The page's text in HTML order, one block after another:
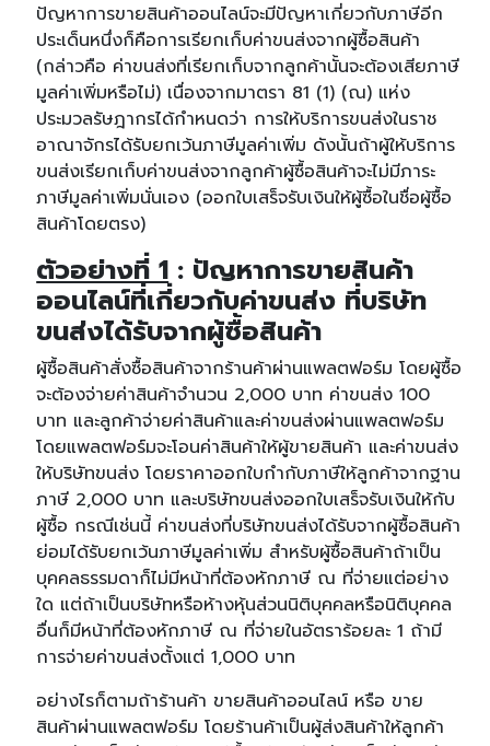
ปัญหาการขายสินค้าออนไลน์จะมีปัญหาเกี่ยวกับภาษีอีก
ประเด็นหนึ่งก็คือการเรียกเก็บค่าขนส่งจากผู้ซื้อสินค้า
(กล่าวคือ ค่าขนส่งที่เรียกเก็บจากลูกค้านั้นจะต้องเสียภาษี
มูลค่าเพิ่มหรือไม่) เนื่องจากมาตรา 81 (1) (ณ) แห่ง
ประมวลรัษฎากรได้กำหนดว่า การให้บริการขนส่งในราช
อาณาจักรได้รับยกเว้นภาษีมูลค่าเพิ่ม ดังนั้นถ้าผู้ให้บริการ
ขนส่งเรียกเก็บค่าขนส่งจากลูกค้าผู้ซื้อสินค้าจะไม่มีภาระ
ภาษีมูลค่าเพิ่มนั่นเอง (ออกใบเสร็จรับเงินให้ผู้ซื้อในชื่อผู้ซื้อ
สินค้าโดยตรง)
ตัวอย่างที่ 1: ปัญหาการขายสินค้า
ออนไลน์ที่เกี่ยวกับค่าขนส่ง ที่บริษัท
ขนส่งได้รับจากผู้ซื้อสินค้า
ผู้ซื้อสินค้าสั่งซื้อสินค้าจากร้านค้าผ่านแพลตฟอร์ม โดยผู้ซื้อ
จะต้องจ่ายค่าสินค้าจำนวน 2,000 บาท ค่าขนส่ง 100
บาท และลูกค้าจ่ายค่าสินค้าและค่าขนส่งผ่านแพลตฟอร์ม
โดยแพลตฟอร์มจะโอนค่าสินค้าให้ผู้ขายสินค้า และค่าขนส่ง
ให้บริษัทขนส่ง โดยราคาออกใบกำกับภาษีให้ลูกค้าจากฐาน
ภาษี 2,000 บาท และบริษัทขนส่งออกใบเสร็จรับเงินให้กับ
ผู้ซื้อ กรณีเช่นนี้ ค่าขนส่งที่บริษัทขนส่งได้รับจากผู้ซื้อสินค้า
ย่อมได้รับยกเว้นภาษีมูลค่าเพิ่ม สำหรับผู้ซื้อสินค้าถ้าเป็น
บุคคลธรรมดาก็ไม่มีหน้าที่ต้องหักภาษี ณ ที่จ่ายแต่อย่าง
ใด แต่ถ้าเป็นบริษัทหรือห้างหุ้นส่วนนิติบุคคลหรือนิติบุคคล
อื่นก็มีหน้าที่ต้องหักภาษี ณ ที่จ่ายในอัตราร้อยละ 1 ถ้ามี
การจ่ายค่าขนส่งตั้งแต่ 1,000 บาท
อย่างไรก็ตามถ้าร้านค้า ขายสินค้าออนไลน์ หรือ ขาย
สินค้าผ่านแพลตฟอร์ม โดยร้านค้าเป็นผู้ส่งสินค้าให้ลูกค้า